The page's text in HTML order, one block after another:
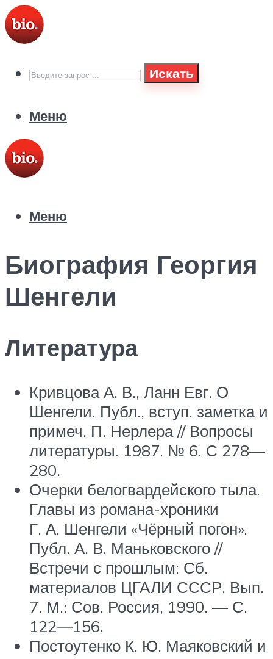
Искать
Меню
Меню
Биография Георгия
Шенгели
Литература
Кривцова А. В., Ланн Евг. О
Шенгели. Публ., вступ. заметка и
примеч. П. Нерлера // Вопросы
литературы. 1987. № 6. С 278—
280.
Очерки белогвардейского тыла.
Главы из романа-хроники
Г. А. Шенгели «Чёрный погон».
Публ. А. В. Маньковского //
Встречи с прошлым: Сб.
материалов ЦГАЛИ СССР. Вып.
7. М.: Сов. Россия, 1990. — С.
122—156.
Постоутенко К. Ю. Маяковский и